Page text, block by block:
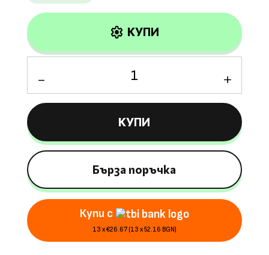
settings КУПИ
Лицензирана
акумулаторна
кола
VW
Samba
12V/7Ah,
100W,
EVA
гуми,
MP3
КУПИ
Бърза поръчка
Купи с
13 x €26.67 (13 x 52.16 BGN)